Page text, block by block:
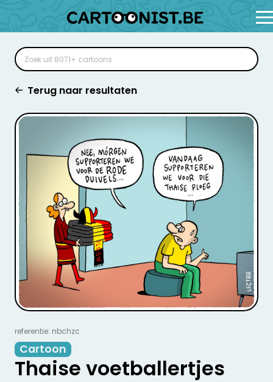
Terug naar resultaten
referentie: nbchzc
Cartoon
Thaise voetballertjes